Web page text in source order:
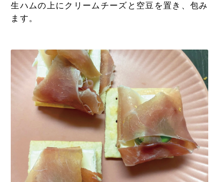
生ハムの上にクリームチーズと空豆を置き、包み
ます。